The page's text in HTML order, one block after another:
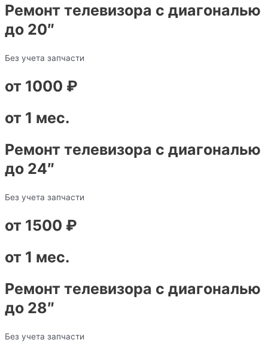
Ремонт телевизора с диагональю
до 20″
Без учета запчасти
от 1000 ₽
от 1 мес.
Ремонт телевизора с диагональю
до 24″
Без учета запчасти
от 1500 ₽
от 1 мес.
Ремонт телевизора с диагональю
до 28″
Без учета запчасти